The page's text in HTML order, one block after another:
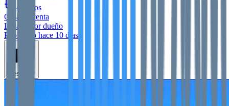
4
baños
Casa
en venta
Listado por dueño
Publicado hace 10 días
Destacar